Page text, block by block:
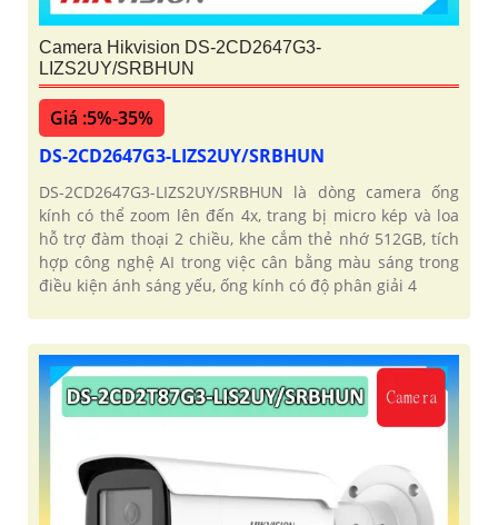
Camera Hikvision DS-2CD2647G3-
LIZS2UY/SRBHUN
Giá :5%-35%
DS-2CD2647G3-LIZS2UY/SRBHUN
DS-2CD2647G3-LIZS2UY/SRBHUN là dòng camera ống
kính có thể zoom lên đến 4x, trang bị micro kép và loa
hỗ trợ đàm thoại 2 chiều, khe cắm thẻ nhớ 512GB, tích
hợp công nghệ AI trong việc cân bằng màu sáng trong
điều kiện ánh sáng yếu, ống kính có độ phân giải 4